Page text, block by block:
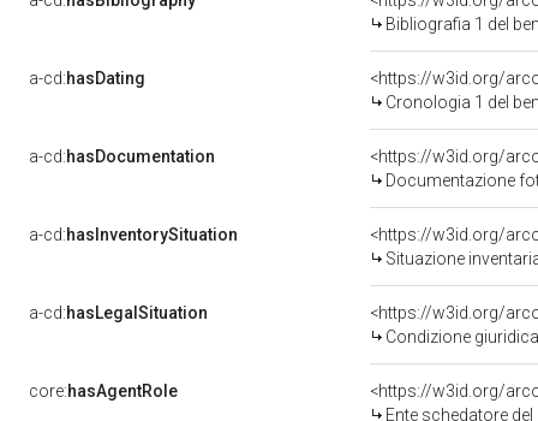
Bibliografia 1 del
a-cd:hasDating
<https://w3id.org/
Cronologia 1 del
a-cd:hasDocumentation
Documentazione
a-cd:hasInventorySituation
<https://w3id.org/
Situazione
a-cd:hasLegalSituation
Condizione
core:hasAgentRole
<https://w3id.org/
Ente schedatore